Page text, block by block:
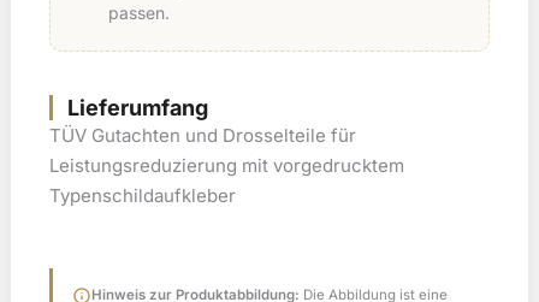
passen.
Lieferumfang
TÜV Gutachten und Drosselteile für
Leistungsreduzierung mit vorgedrucktem
Typenschildaufkleber
infoHinweis zur Produktabbildung: Die Abbildung ist eine